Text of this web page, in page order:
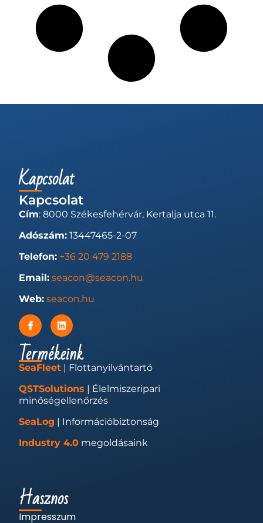
Kapcsolat
Kapcsolat
Cím: 8000 Székesfehérvár, Kertalja utca 11.
Adószám: 13447465-2-07
Telefon: +36 20 479 2188
Email: seacon@seacon.hu
Web: seacon.hu
Termékeink
SeaFleet | Flottanyilvántartó
QSTSolutions | Élelmiszeripari
minőségellenőrzés
SeaLog | Információbiztonság
Industry 4.0 megoldásaink
Hasznos
Impresszum